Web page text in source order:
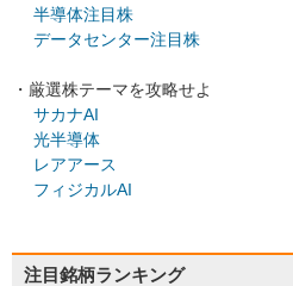
半導体注目株
データセンター注目株
・厳選株テーマを攻略せよ
サカナAI
光半導体
レアアース
フィジカルAI
注目銘柄ランキング